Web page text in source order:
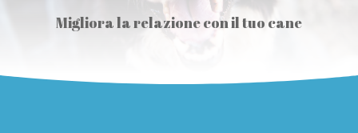
Migliora la relazione con il tuo cane